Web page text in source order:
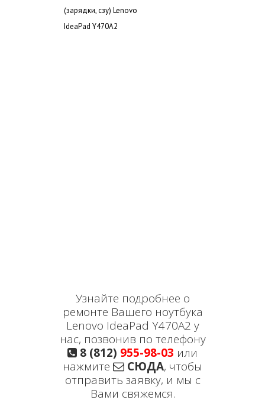
(зарядки, сзу) Lenovo
IdeaPad Y470A2
Узнайте подробнее о
ремонте Вашего ноутбука
Lenovo IdeaPad Y470A2 у
нас, позвонив по телефону
8 (812) 955-98-03 или
нажмите
СЮДА, чтобы
отправить заявку, и мы с
Вами свяжемся.